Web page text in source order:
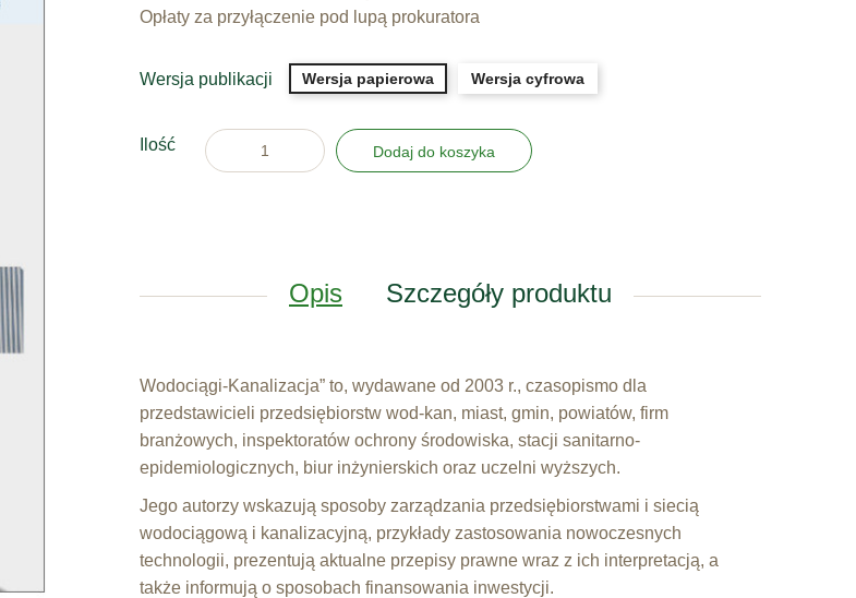
Opłaty za przyłączenie pod lupą prokuratora
Wersja publikacji Wersja papierowa Wersja cyfrowa
Ilość Dodaj do koszyka
Opis Szczegóły produktu
Wodociągi-Kanalizacja” to, wydawane od 2003 r., czasopismo dla
przedstawicieli przedsiębiorstw wod-kan, miast, gmin, powiatów, firm
branżowych, inspektoratów ochrony środowiska, stacji sanitarno-
epidemiologicznych, biur inżynierskich oraz uczelni wyższych.
Jego autorzy wskazują sposoby zarządzania przedsiębiorstwami i siecią
wodociągową i kanalizacyjną, przykłady zastosowania nowoczesnych
technologii, prezentują aktualne przepisy prawne wraz z ich interpretacją, a
także informują o sposobach finansowania inwestycji.